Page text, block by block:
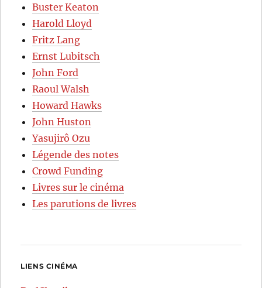
Buster Keaton
Harold Lloyd
Fritz Lang
Ernst Lubitsch
John Ford
Raoul Walsh
Howard Hawks
John Huston
Yasujirô Ozu
Légende des notes
Crowd Funding
Livres sur le cinéma
Les parutions de livres
LIENS CINÉMA